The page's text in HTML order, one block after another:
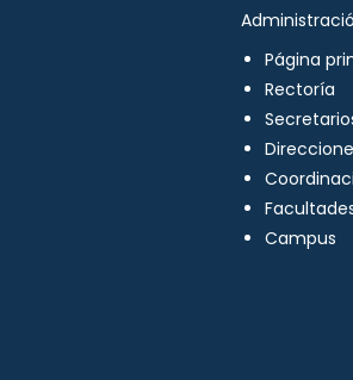
Página
Rectoría
Campus